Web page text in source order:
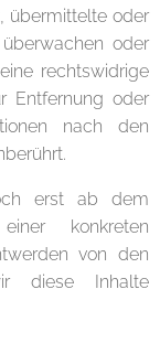
übermittelte oder
oder
rechtswidrige
Entfernung oder
nach den
erst ab dem
konkreten
von den
diese Inhalte